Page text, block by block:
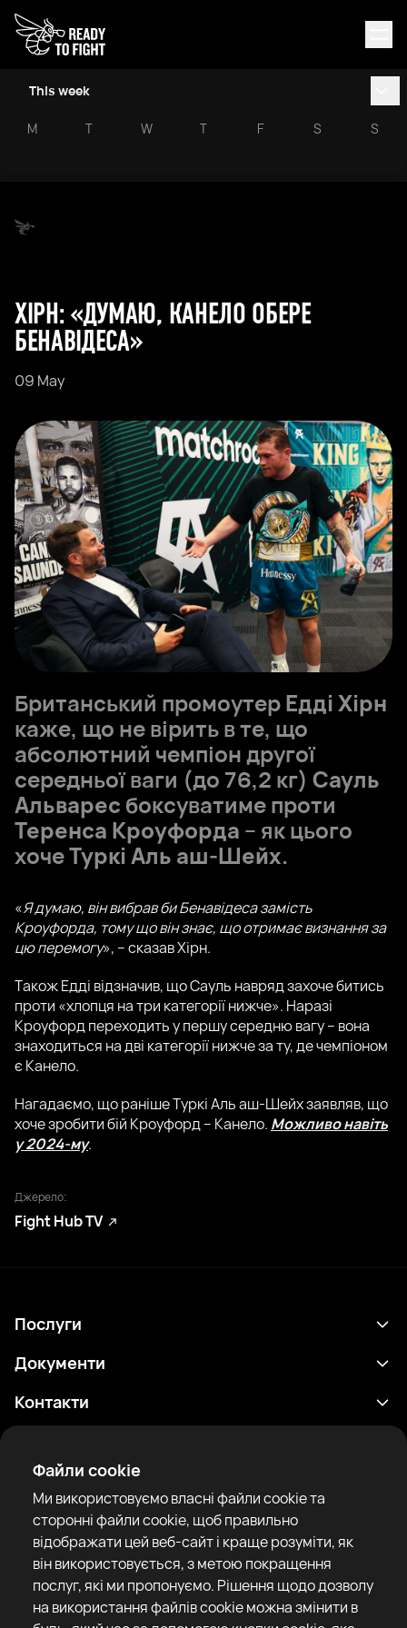
This week
M T W T F S S
Файли cookie
Ми використовуємо власні файли cookie та
сторонні файли cookie, щоб правильно
відображати цей веб-сайт і краще розуміти, як
він використовується, з метою покращення
послуг, які ми пропонуємо. Рішення щодо дозволу
на використання файлів cookie можна змінити в
ХІРН: «ДУМАЮ, КАНЕЛО ОБЕРЕ
БЕНАВІДЕСА»
09 May
Британський промоутерЕдді Хірн
каже, що не вірить в те, що
абсолютний чемпіон другої
середньої ваги (до 76,2 кг) Сауль
Альварес боксуватиме проти
Теренса Кроуфорда – як цього
хочеТуркі Аль аш-Шейх.
«Я думаю, він вибрав би Бенавідеса замість
Кроуфорда, тому що він знає, що отримає визнання за
цю перемогу», – сказав Хірн.
Також Едді відзначив, що Сауль навряд захоче битись
проти «хлопця на три категорії нижче». Наразі
Кроуфорд переходить у першу середню вагу – вона
знаходиться на дві категорії нижче за ту, де чемпіоном
є Канело.
Нагадаємо, що раніше Туркі Аль аш-Шейх заявляв, що
хоче зробити бій Кроуфорд – Канело. Можливо навіть
у 2024-му.
Джерело:
Fight Hub TV
RTF United service limited
6 Burrows court, Liverpool, United Kingdom
Послуги
Розклад
Рейтинги
Новини
Статті
Sparring Finder
Документи
Політика конфіденційності
Умови використання
Повідомлення про ризики
Правила спільноти
Контакти